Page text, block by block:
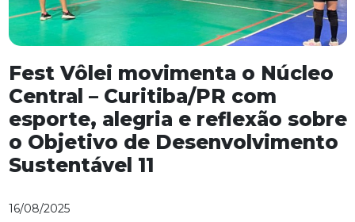
Fest Vôlei movimenta o Núcleo
Central – Curitiba/PR com
esporte, alegria e reflexão sobre
o Objetivo de Desenvolvimento
Sustentável 11
16/08/2025